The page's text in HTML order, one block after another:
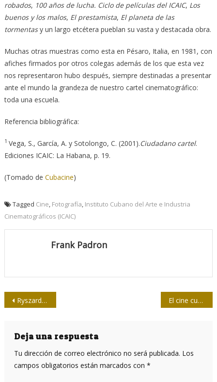
robados, 100 años de lucha. Ciclo de películas del ICAIC, Los
buenos y los malos, El prestamista, El planeta de las
tormentasy un largo etcétera pueblan su vasta y destacada obra.
Muchas otras muestras como esta en Pésaro, Italia, en 1981, con
afiches firmados por otros colegas además de los que esta vez
nos representaron hubo después, siempre destinadas a presentar
ante el mundo la grandeza de nuestro cartel cinematográfico:
toda una escuela.
Referencia bibliográfica:
1 Vega, S., García, A. y Sotolongo, C. (2001).Ciudadano cartel.
Ediciones ICAIC: La Habana, p. 19.
(Tomado de Cubacine)
Tagged Cine Fotografía Instituto Cubano del Arte e Industria
Cinematográficos (ICAIC)
Frank Padron
Navegación
entradas
Ryszard Kapuściński y el periodismo de las revoluciones El cine cubano en un año de rupturas y definiciones: 1961
Deja una respuesta
Tu dirección de correo electrónico no será publicada. Los
campos obligatorios están marcados con *